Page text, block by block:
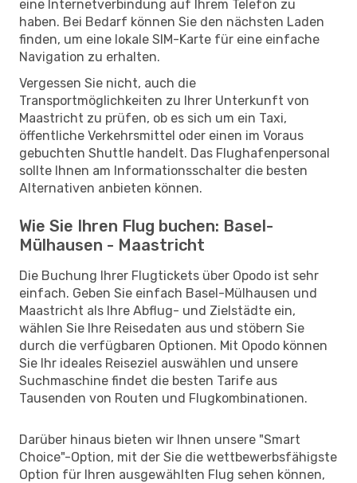
eine Internetverbindung auf Ihrem Telefon zu
haben. Bei Bedarf können Sie den nächsten Laden
finden, um eine lokale SIM-Karte für eine einfache
Navigation zu erhalten.
Vergessen Sie nicht, auch die
Transportmöglichkeiten zu Ihrer Unterkunft von
Maastricht zu prüfen, ob es sich um ein Taxi,
öffentliche Verkehrsmittel oder einen im Voraus
gebuchten Shuttle handelt. Das Flughafenpersonal
sollte Ihnen am Informationsschalter die besten
Alternativen anbieten können.
Wie Sie Ihren Flug buchen: Basel-
Mülhausen - Maastricht
Die Buchung Ihrer Flugtickets über Opodo ist sehr
einfach. Geben Sie einfach Basel-Mülhausen und
Maastricht als Ihre Abflug- und Zielstädte ein,
wählen Sie Ihre Reisedaten aus und stöbern Sie
durch die verfügbaren Optionen. Mit Opodo können
Sie Ihr ideales Reiseziel auswählen und unsere
Suchmaschine findet die besten Tarife aus
Tausenden von Routen und Flugkombinationen.
Darüber hinaus bieten wir Ihnen unsere "Smart
Choice"-Option, mit der Sie die wettbewerbsfähigste
Option für Ihren ausgewählten Flug sehen können,